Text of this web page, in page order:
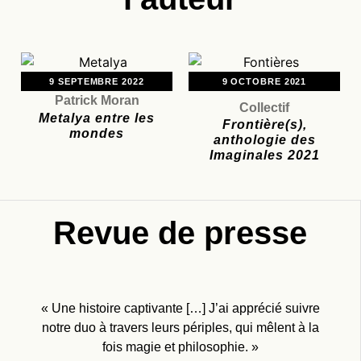
9 SEPTEMBRE 2022
Patrick Moran
Metalya entre les
mondes
9 OCTOBRE 2021
Collectif
Frontière(s),
anthologie des
Imaginales 2021
Revue de presse
« Une histoire captivante […] J’ai apprécié suivre
notre duo à travers leurs périples, qui mêlent à la
fois magie et philosophie. »